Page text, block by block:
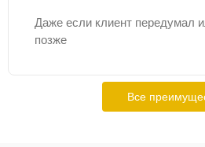
Даже если клиент передумал
позже
Все